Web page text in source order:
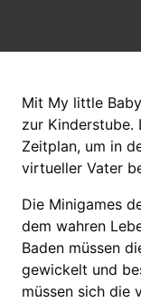
Mit My little
zur Kinderstube.
Zeitplan, um in
virtueller Vater
Die Minigames
dem wahren
Baden müssen
gewickelt und
müssen sich die